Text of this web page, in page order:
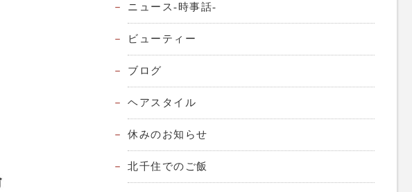
ニュース-時事話-
ビューティー
ブログ
ヘアスタイル
休みのお知らせ
北千住でのご飯